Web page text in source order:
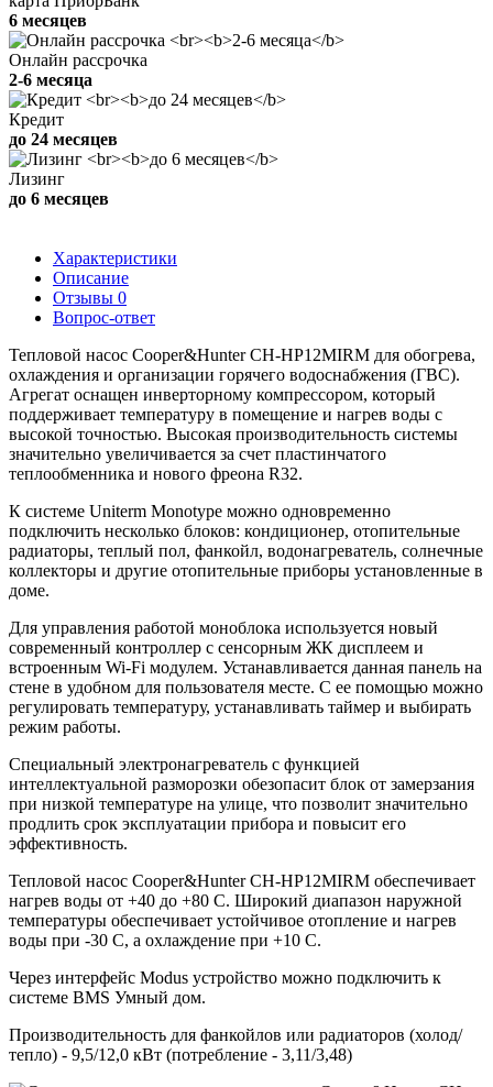
6 месяцев
Онлайн рассрочка
2-6 месяца
Кредит
до 24 месяцев
Лизинг
до 6 месяцев
Характеристики
Описание
Отзывы 0
Вопрос-ответ
Тепловой насос Cooper&Hunter CH-HP12MIRM для обогрева,
охлаждения и организации горячего водоснабжения (ГВС).
Агрегат оснащен инверторному компрессором, который
поддерживает температуру в помещение и нагрев воды с
высокой точностью. Высокая производительность системы
значительно увеличивается за счет пластинчатого
теплообменника и нового фреона R32.
К системе Uniterm Monotype можно одновременно
подключить несколько блоков: кондиционер, отопительные
радиаторы, теплый пол, фанкойл, водонагреватель, солнечные
коллекторы и другие отопительные приборы установленные в
доме.
Для управления работой моноблока используется новый
современный контроллер с сенсорным ЖК дисплеем и
встроенным Wi-Fi модулем. Устанавливается данная панель на
стене в удобном для пользователя месте. С ее помощью можно
регулировать температуру, устанавливать таймер и выбирать
режим работы.
Специальный электронагреватель с функцией
интеллектуальной разморозки обезопасит блок от замерзания
при низкой температуре на улице, что позволит значительно
продлить срок эксплуатации прибора и повысит его
эффективность.
Тепловой насос Cooper&Hunter CH-HP12MIRM обеспечивает
нагрев воды от +40 до +80 С. Широкий диапазон наружной
температуры обеспечивает устойчивое отопление и нагрев
воды при -30 С, а охлаждение при +10 С.
Через интерфейс Modus устройство можно подключить к
системе BMS Умный дом.
Производительность для фанкойлов или радиаторов (холод/
тепло) - 9,5/12,0 кВт (потребление - 3,11/3,48)